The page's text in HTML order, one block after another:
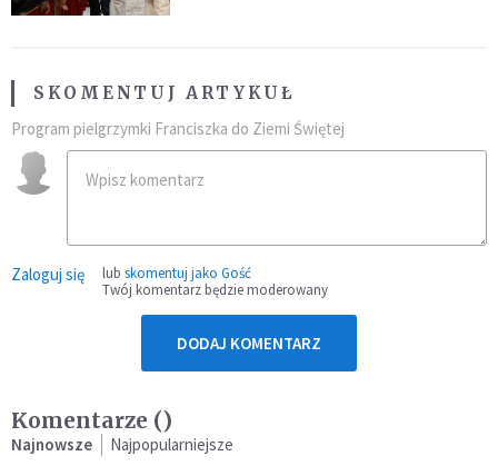
SKOMENTUJ ARTYKUŁ
Program pielgrzymki Franciszka do Ziemi Świętej
Zaloguj się lub skomentuj jako Gość
Twój komentarz będzie moderowany
DODAJ KOMENTARZ
Komentarze ()
Najnowsze Najpopularniejsze